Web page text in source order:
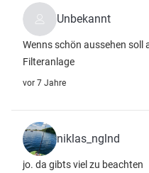
Unbekannt
Wenns schön aussehen soll
Filteranlage
vor 7 Jahre
niklas_nglnd
jo. da gibts viel zu beachten